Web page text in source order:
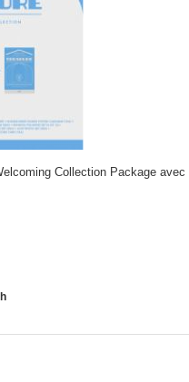
Collection Package avec